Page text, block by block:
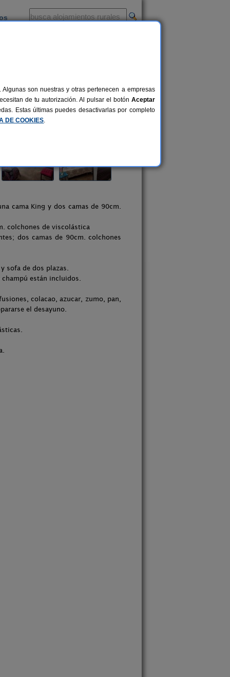
cama King y dos camas de 90cm.
colchones de viscolástica
dos camas de 90cm. colchones
sofa de dos plazas.
champú están incluidos.
colacao, azucar, zumo, pan,
el desayuno.
son nuestras y otras pertenecen a empresas
de tu autorización. Al pulsar el botón Aceptar
Estas últimas puedes desactivarlas por completo
DE COOKIES.